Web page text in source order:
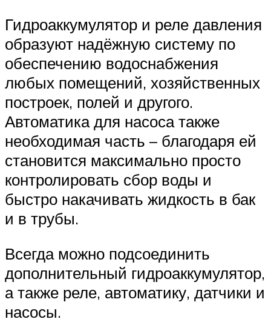
Гидроаккумулятор и реле давления
образуют надёжную систему по
обеспечению водоснабжения
любых помещений, хозяйственных
построек, полей и другого.
Автоматика для насоса также
необходимая часть – благодаря ей
становится максимально просто
контролировать сбор воды и
быстро накачивать жидкость в бак
и в трубы.
Всегда можно подсоединить
дополнительный гидроаккумулятор,
а также реле, автоматику, датчики и
насосы.